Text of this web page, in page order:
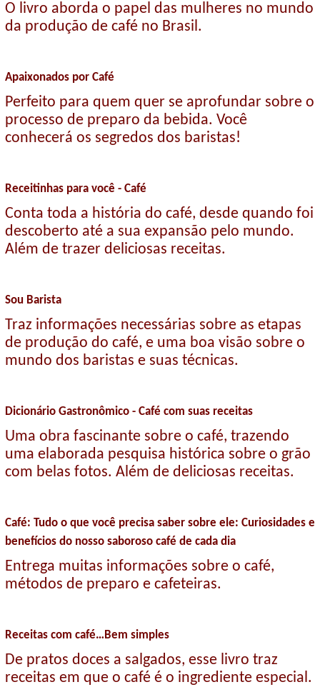
O livro aborda o papel das mulheres no mundo
da produção de café no Brasil.
Apaixonados por Café
Perfeito para quem quer se aprofundar sobre o
processo de preparo da bebida. Você
conhecerá os segredos dos baristas!
Receitinhas para você - Café
Conta toda a história do café, desde quando foi
descoberto até a sua expansão pelo mundo.
Além de trazer deliciosas receitas.
Sou Barista
Traz informações necessárias sobre as etapas
de produção do café, e uma boa visão sobre o
mundo dos baristas e suas técnicas.
Dicionário Gastronômico - Café com suas receitas
Uma obra fascinante sobre o café, trazendo
uma elaborada pesquisa histórica sobre o grão
com belas fotos. Além de deliciosas receitas.
Café: Tudo o que você precisa saber sobre ele: Curiosidades e
benefícios do nosso saboroso café de cada dia
Entrega muitas informações sobre o café,
métodos de preparo e cafeteiras.
Receitas com café…Bem simples
De pratos doces a salgados, esse livro traz
receitas em que o café é o ingrediente especial.